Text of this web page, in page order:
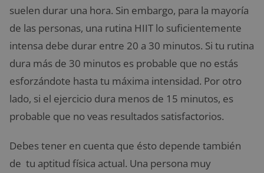
suelen durar una hora. Sin embargo, para la mayoría
de las personas, una rutina HIIT lo suficientemente
intensa debe durar entre 20 a 30 minutos. Si tu rutina
dura más de 30 minutos es probable que no estás
esforzándote hasta tu máxima intensidad. Por otro
lado, si el ejercicio dura menos de 15 minutos, es
probable que no veas resultados satisfactorios.
Debes tener en cuenta que ésto depende también
de tu aptitud física actual. Una persona muy